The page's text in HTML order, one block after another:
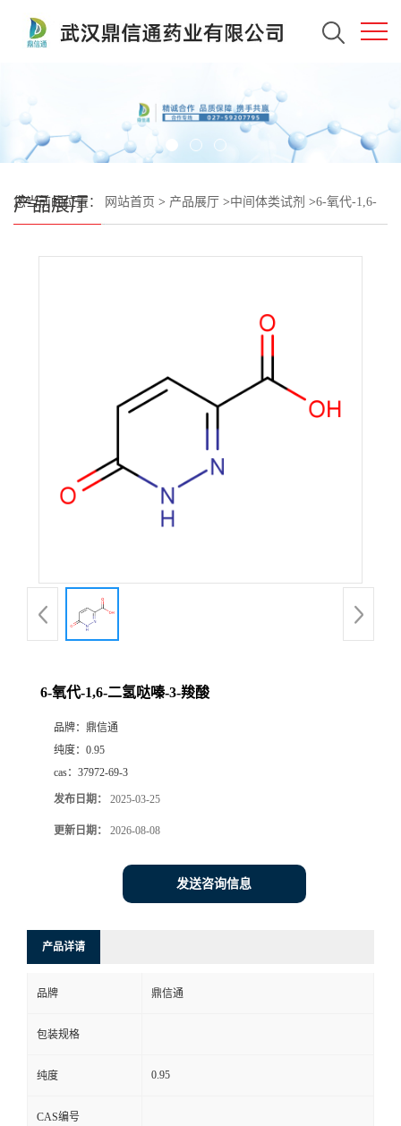
产品展厅
您当前的位置： 网站首页 > 产品展厅 >中间体类试剂 >6-氧代-1,6-
6-氧代-1,6-二氢哒嗪-3-羧酸
品牌： 鼎信通
纯度： 0.95
cas： 37972-69-3
发布日期： 2025-03-25
更新日期： 2026-08-08
发送咨询信息
产品详请
品牌 鼎信通
包装规格
纯度 0.95
CAS编号